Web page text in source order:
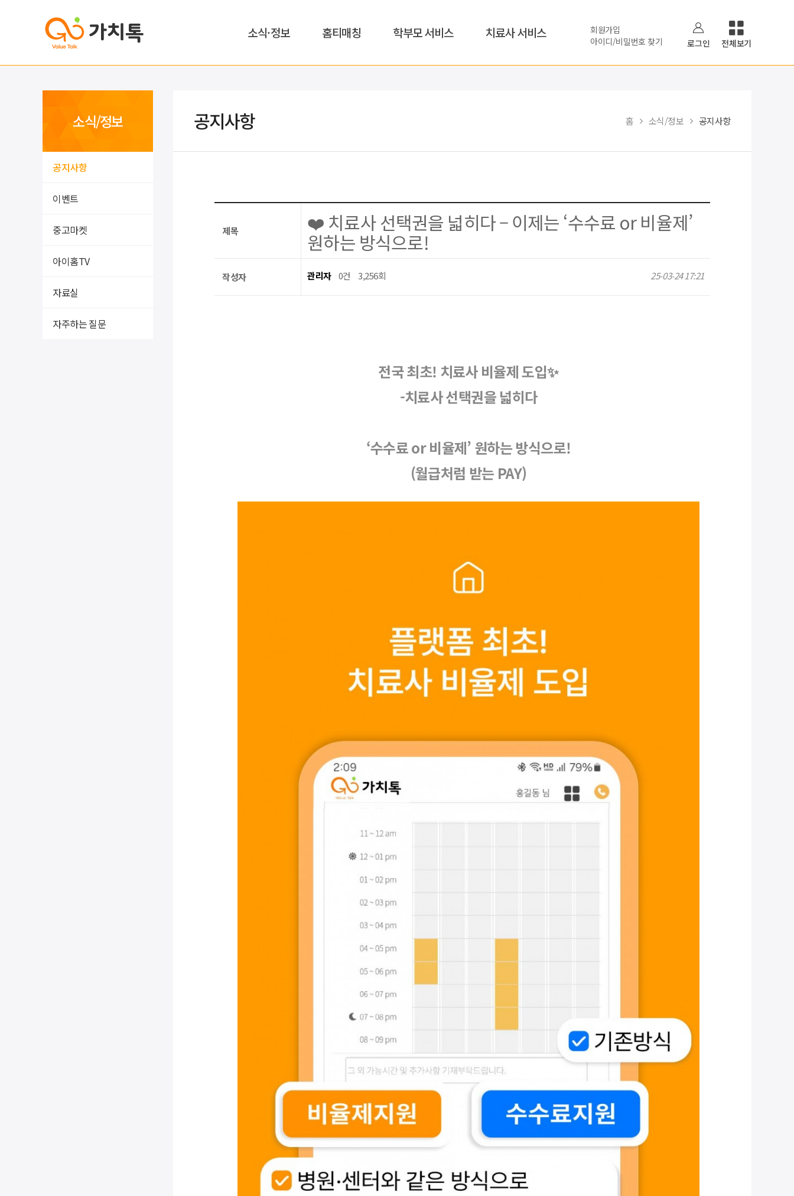
소식·정보 홈티매칭 학부모 서비스 치료사 서비스
회원가입
아이디/비밀번호 찾기
로그인 전체보기
소식/정보
공지사항
이벤트
중고마켓
아이홈TV
자료실
자주하는 질문
공지사항 홈 소식/정보 공지사항
제목 ❤️ 치료사 선택권을 넓히다 – 이제는 ‘수수료 or 비율제’
원하는 방식으로!
작성자 관리자 0건 3,256회 25-03-24 17:21
전국 최초! 치료사 비율제 도입✨
-치료사 선택권을 넓히다
‘수수료 or 비율제’ 원하는 방식으로!
(월급처럼 받는 PAY)